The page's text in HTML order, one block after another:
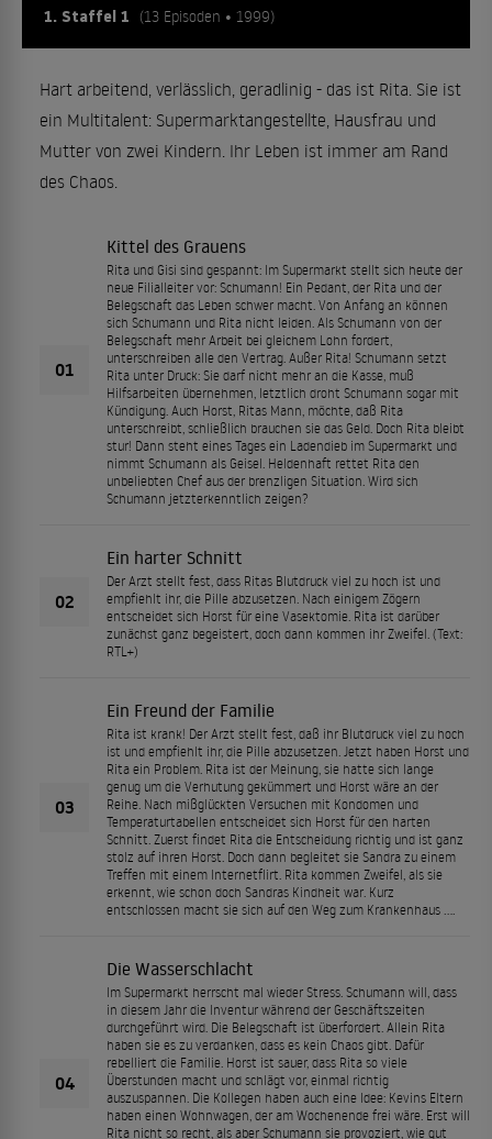
1. Staffel 1 (13 Episoden • 1999)
Hart arbeitend, verlässlich, geradlinig - das ist Rita. Sie ist
ein Multitalent: Supermarktangestellte, Hausfrau und
Mutter von zwei Kindern. Ihr Leben ist immer am Rand
des Chaos.
01
Kittel des Grauens
Rita und Gisi sind gespannt: Im Supermarkt stellt sich heute der
neue Filialleiter vor: Schumann! Ein Pedant, der Rita und der
Belegschaft das Leben schwer macht. Von Anfang an können
sich Schumann und Rita nicht leiden. Als Schumann von der
Belegschaft mehr Arbeit bei gleichem Lohn fordert,
unterschreiben alle den Vertrag. Außer Rita! Schumann setzt
Rita unter Druck: Sie darf nicht mehr an die Kasse, muß
Hilfsarbeiten übernehmen, letztlich droht Schumann sogar mit
Kündigung. Auch Horst, Ritas Mann, möchte, daß Rita
unterschreibt, schließlich brauchen sie das Geld. Doch Rita bleibt
stur! Dann steht eines Tages ein Ladendieb im Supermarkt und
nimmt Schumann als Geisel. Heldenhaft rettet Rita den
unbeliebten Chef aus der brenzligen Situation. Wird sich
Schumann jetzterkenntlich zeigen?
02
Ein harter Schnitt
Der Arzt stellt fest, dass Ritas Blutdruck viel zu hoch ist und
empfiehlt ihr, die Pille abzusetzen. Nach einigem Zögern
entscheidet sich Horst für eine Vasektomie. Rita ist darüber
zunächst ganz begeistert, doch dann kommen ihr Zweifel. (Text:
RTL+)
03
Ein Freund der Familie
Rita ist krank! Der Arzt stellt fest, daß ihr Blutdruck viel zu hoch
ist und empfiehlt ihr, die Pille abzusetzen. Jetzt haben Horst und
Rita ein Problem. Rita ist der Meinung, sie hatte sich lange
genug um die Verhutung gekümmert und Horst wäre an der
Reihe. Nach mißglückten Versuchen mit Kondomen und
Temperaturtabellen entscheidet sich Horst für den harten
Schnitt. Zuerst findet Rita die Entscheidung richtig und ist ganz
stolz auf ihren Horst. Doch dann begleitet sie Sandra zu einem
Treffen mit einem Internetflirt. Rita kommen Zweifel, als sie
erkennt, wie schon doch Sandras Kindheit war. Kurz
entschlossen macht sie sich auf den Weg zum Krankenhaus ....
04
Die Wasserschlacht
Im Supermarkt herrscht mal wieder Stress. Schumann will, dass
in diesem Jahr die Inventur während der Geschäftszeiten
durchgeführt wird. Die Belegschaft ist überfordert. Allein Rita
haben sie es zu verdanken, dass es kein Chaos gibt. Dafür
rebelliert die Familie. Horst ist sauer, dass Rita so viele
Überstunden macht und schlägt vor, einmal richtig
auszuspannen. Die Kollegen haben auch eine Idee: Kevins Eltern
haben einen Wohnwagen, der am Wochenende frei wäre. Erst will
Rita nicht so recht, als aber Schumann sie provoziert, wie gut